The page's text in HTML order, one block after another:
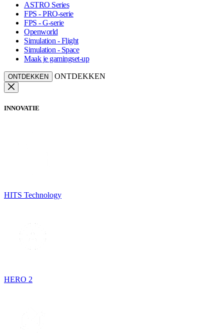
ASTRO Series
FPS - PRO-serie
FPS - G-serie
Openworld
Simulation - Flight
Simulation - Space
Maak je gamingset-up
ONTDEKKEN ONTDEKKEN
INNOVATIE
HITS Technology
HERO 2